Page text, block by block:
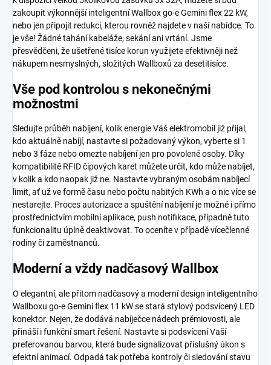
zakoupit výkonnější inteligentní Wallbox go-e Gemini flex 22 kW,
nebo jen připojit redukci, kterou rovněž najdete v naší nabídce. To
je vše! Žádné tahání kabeláže, sekání ani vrtání. Jsme
přesvědčeni, že ušetřené tisíce korun využijete efektivněji než
nákupem nesmyslných, složitých Wallboxů za desetitisíce.
Vše pod kontrolou s nekonečnými
možnostmi
Sledujte průběh nabíjení, kolik energie Váš elektromobil již přijal,
kdo aktuálně nabíjí, nastavte si požadovaný výkon, vyberte si 1
nebo 3 fáze nebo omezte nabíjení jen pro povolené osoby. Díky
kompatibilitě RFID čipových karet můžete určit, kdo může nabíjet,
v kolik a kdo naopak již ne. Nastavte vybraným osobám nabíjecí
limit, ať už ve formě času nebo počtu nabitých KWh a o nic více se
nestarejte. Proces autorizace a spuštění nabíjení je možné i přímo
prostřednictvím mobilní aplikace, push notifikace, případně tuto
funkcionalitu úplně deaktivovat. To oceníte v případě vícečlenné
rodiny či zaměstnanců.
Moderní a vždy nadčasový Wallbox
O elegantní, ale přitom nadčasový a moderní design inteligentního
Wallboxu go-e Gemini flex 11 kW se stará stylový podsvícený LED
konektor. Nejen, že dodává nabíječce nádech prémiovosti, ale
přináší i funkční smart řešení. Nastavte si podsvícení Vaší
preferovanou barvou, která bude signalizovat příslušný úkon s
efektní animací. Odpadá tak potřeba kontroly či sledování stavu